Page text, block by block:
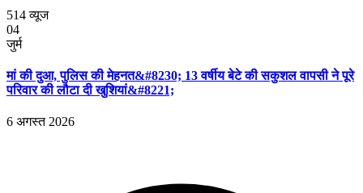
514व्यूज
04
जुर्म
मां की दुआ, पुलिस की मेहनत&#8230; 13 वर्षीय बेटे की सकुशल वापसी ने पूरे
परिवार की लौटा दी खुशियां&#8221;
6 अगस्त 2026